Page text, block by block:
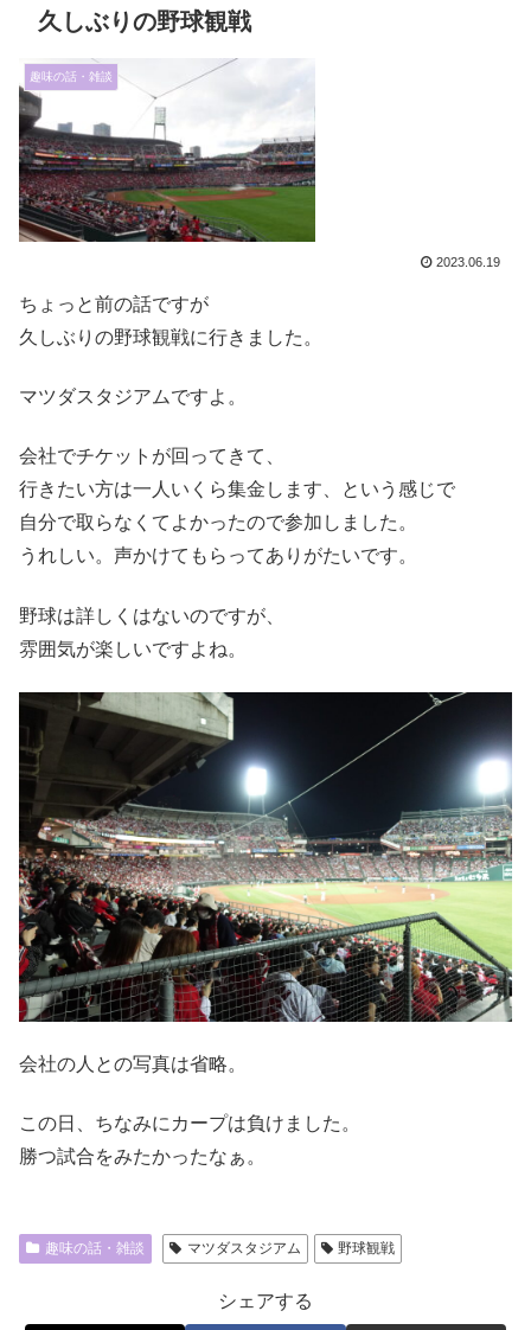
久しぶりの野球観戦
趣味の話・雑談
2023.06.19
ちょっと前の話ですが
久しぶりの野球観戦に行きました。
マツダスタジアムですよ。
会社でチケットが回ってきて、
行きたい方は一人いくら集金します、という感じで
自分で取らなくてよかったので参加しました。
うれしい。声かけてもらってありがたいです。
野球は詳しくはないのですが、
雰囲気が楽しいですよね。
会社の人との写真は省略。
この日、ちなみにカープは負けました。
勝つ試合をみたかったなぁ。
趣味の話・雑談 マツダスタジアム 野球観戦
シェアする